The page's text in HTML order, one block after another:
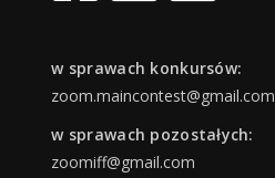
w sprawach konkursów:
zoom.maincontest@gmail.com
w sprawach pozostałych:
zoomiff@gmail.com